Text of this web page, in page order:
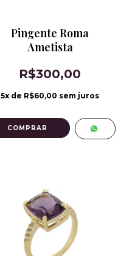
Pingente Roma
Ametista
R$300,00
5x de R$60,00 sem juros